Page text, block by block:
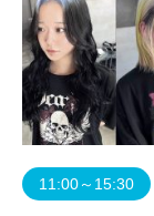
11:00～15:30